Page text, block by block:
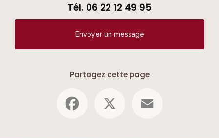
Tél. 06 22 12 49 95
Envoyer un message
Partagez cette page